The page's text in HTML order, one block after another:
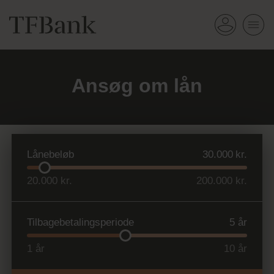
Ansøg om lån
Lånebeløb
20.000 kr. 200.000 kr.
Tilbagebetalingsperiode
1 år 10 år